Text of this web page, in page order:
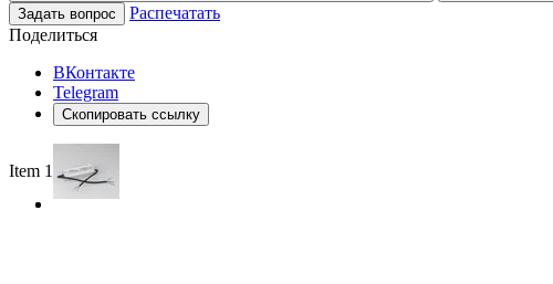
Задать вопрос
Распечатать
Поделиться
ВКонтакте
Telegram
Скопировать ссылку
Item 1 of 2